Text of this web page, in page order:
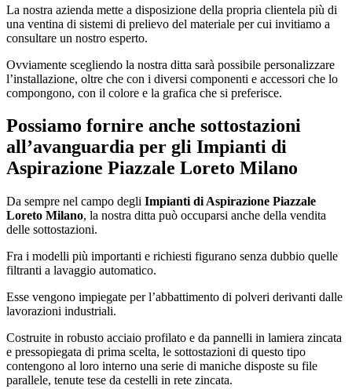
La nostra azienda mette a disposizione della propria clientela più di
una ventina di sistemi di prelievo del materiale per cui invitiamo a
consultare un nostro esperto.
Ovviamente scegliendo la nostra ditta sarà possibile personalizzare
l’installazione, oltre che con i diversi componenti e accessori che lo
compongono, con il colore e la grafica che si preferisce.
Possiamo fornire anche sottostazioni
all’avanguardia per gli Impianti di
Aspirazione Piazzale Loreto Milano
Da sempre nel campo degli Impianti di Aspirazione Piazzale
Loreto Milano, la nostra ditta può occuparsi anche della vendita
delle sottostazioni.
Fra i modelli più importanti e richiesti figurano senza dubbio quelle
filtranti a lavaggio automatico.
Esse vengono impiegate per l’abbattimento di polveri derivanti dalle
lavorazioni industriali.
Costruite in robusto acciaio profilato e da pannelli in lamiera zincata
e pressopiegata di prima scelta, le sottostazioni di questo tipo
contengono al loro interno una serie di maniche disposte su file
parallele, tenute tese da cestelli in rete zincata.